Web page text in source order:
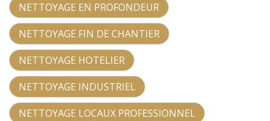
NETTOYAGE EN PROFONDEUR
NETTOYAGE FIN DE CHANTIER
NETTOYAGE HOTELIER
NETTOYAGE INDUSTRIEL
NETTOYAGE LOCAUX PROFESSIONNEL